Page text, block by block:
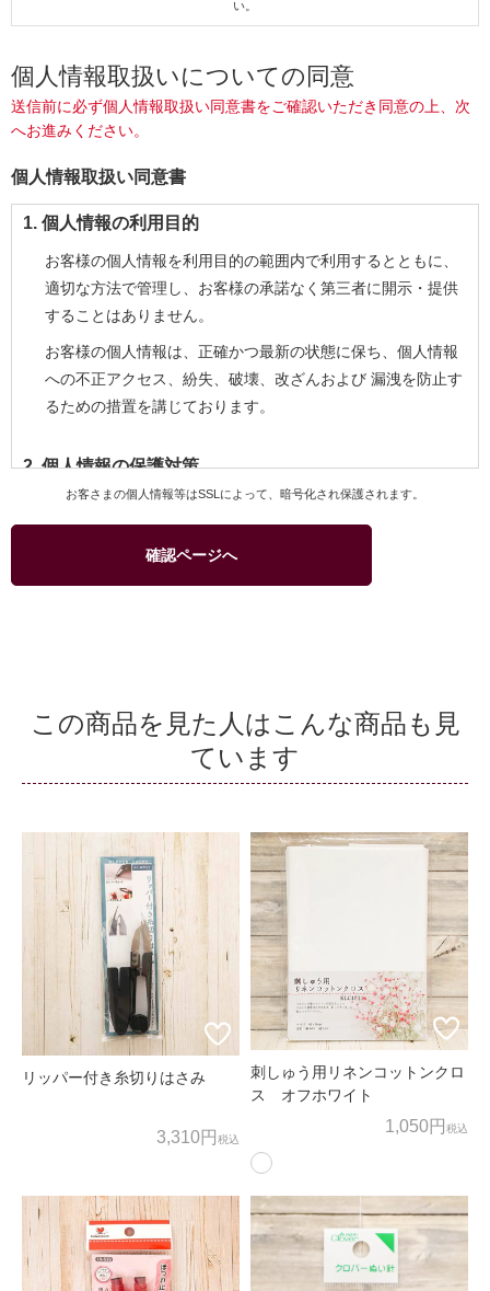
い。
個人情報取扱いについての同意
送信前に必ず個人情報取扱い同意書をご確認いただき同意の上、次
へお進みください。
個人情報取扱い同意書
1. 個人情報の利用目的
お客様の個人情報を利用目的の範囲内で利用するとともに、
適切な方法で管理し、お客様の承諾なく第三者に開示・提供
することはありません。
お客様の個人情報は、正確かつ最新の状態に保ち、個人情報
への不正アクセス、紛失、破壊、改ざんおよび 漏洩を防止す
るための措置を講じております。
2. 個人情報の保護対策
当社および当社関連会社のお客様への商品配送業務、お客様
へのより良いサービスを提供するためのアフターサービス等
を実施させていただくため、お客様の個人情報を利用いたし
ます。
商品の購入等において、クレジットカード等による代金決済
を行う場合に、クレジットカード等の有効性を確認するため
商品の発送、メールマガジンの配信にお客様の個人情報を利
用いたします。
上記以外の目的でお客様の了承なく、お客様の個人情報を利
用することはありません。
3. 個人情報の外部委託
お客様よりお預かりした個人情報の処理を外部へ委託する場
合には、漏洩などを行わないよう、適切な管理を実施いたし
望される場合には、下記窓口までご連絡下さい。
すみやかに対応させていただきます。
お客さまの個人情報等はSSLによって、暗号化され保護されます。
確認ページへ
この商品を見た人はこんな商品も見
ています
リッパー付き糸切りはさみ
3,310円 税込
刺しゅう用リネンコットンクロ
ス オフホワイト
1,050円 税込